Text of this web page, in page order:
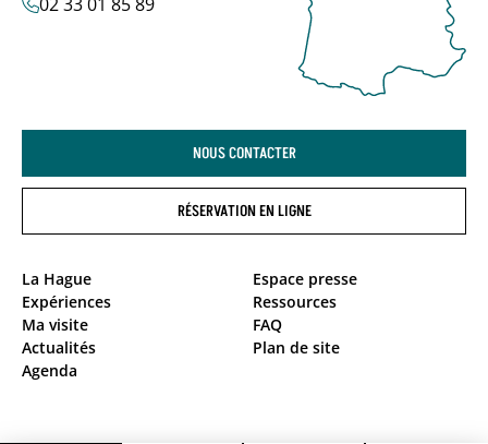
La Hague
Expériences
Ma visite
Actualités
Agenda
Espace presse
Ressources
FAQ
Plan de site
NOUS CONTACTER
RÉSERVATION EN LIGNE